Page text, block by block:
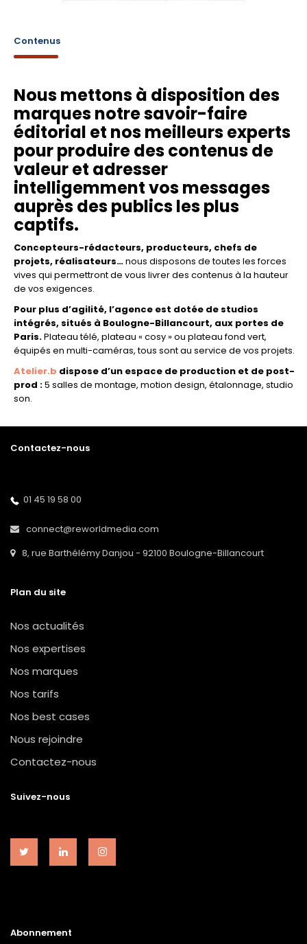
Contenus
Nous mettons à disposition des
marques notre savoir-faire
éditorial et nos meilleurs experts
pour produire des contenus de
valeur et adresser
intelligemment vos messages
auprès des publics les plus
captifs.
Concepteurs-rédacteurs, producteurs, chefs de
projets, réalisateurs…nous disposons de toutes les forces
vives qui permettront de vous livrer des contenus à la hauteur
de vos exigences.
Pour plus d’agilité, l’agence est dotée de studios
intégrés, situés à Boulogne-Billancourt, aux portes de
Paris.Plateau télé, plateau « cosy » ou plateau fond vert,
équipés en multi-caméras, tous sont au service de vos projets.
Atelier.b dispose d’un espace de production et de post-
prod :5 salles de montage, motion design, étalonnage, studio
son.
Contactez-nous
01 45 19 58 00
connect@reworldmedia.com
8, rue Barthélémy Danjou - 92100 Boulogne-Billancourt
Plan du site
Nos actualités
Nos expertises
Nos marques
Nos tarifs
Nos best cases
Nous rejoindre
Contactez-nous
Suivez-nous
Abonnement